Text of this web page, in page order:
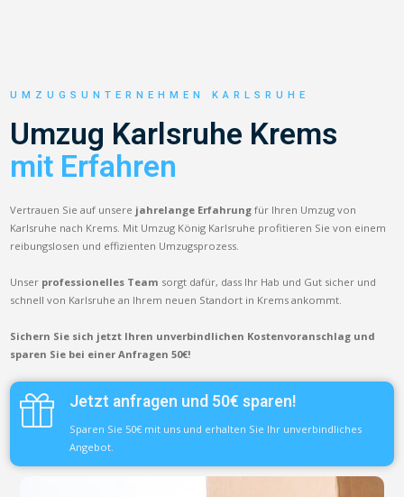
UMZUGSUNTERNEHMEN KARLSRUHE
Umzug Karlsruhe Krems
mit Erfahren
Vertrauen Sie auf unsere jahrelange Erfahrung für Ihren Umzug von
Karlsruhe nach Krems. Mit Umzug König Karlsruhe profitieren Sie von einem
reibungslosen und effizienten Umzugsprozess.
Unser professionelles Team sorgt dafür, dass Ihr Hab und Gut sicher und
schnell von Karlsruhe an Ihrem neuen Standort in Krems ankommt.
Sichern Sie sich jetzt Ihren unverbindlichen Kostenvoranschlag und
sparen Sie bei einer Anfragen 50€!
Jetzt anfragen und 50€ sparen!
Sparen Sie 50€ mit uns und erhalten Sie Ihr unverbindliches
Angebot.